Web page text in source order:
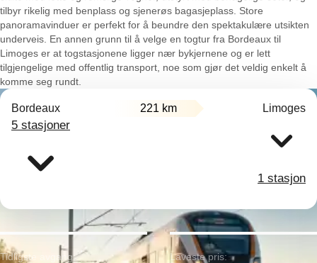
tilbyr rikelig med benplass og sjenerøs bagasjeplass. Store
panoramavinduer er perfekt for å beundre den spektakulære utsikten
underveis. En annen grunn til å velge en togtur fra Bordeaux til
Limoges er at togstasjonene ligger nær bykjernene og er lett
tilgjengelige med offentlig transport, noe som gjør det veldig enkelt å
komme seg rundt.
Bordeaux 221 km Limoges
5 stasjoner
1 stasjon
Tidligste avgang: Laveste pris: